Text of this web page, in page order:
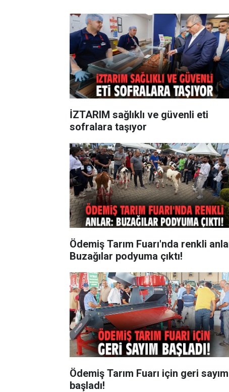
İZTARIM sağlıklı ve güvenli eti
sofralara taşıyor
Ödemiş Tarım Fuarı'nda renkli
Buzağılar podyuma çıktı!
Ödemiş Tarım Fuarı için geri sayım
başladı!